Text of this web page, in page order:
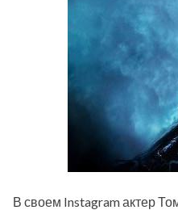
В своем Instagram актер